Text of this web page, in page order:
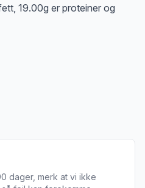
19.00g er proteiner og
dager, merk at vi ikke